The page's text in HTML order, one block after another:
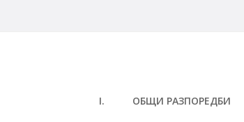
I. ОБЩИ РАЗПОРЕДБИ